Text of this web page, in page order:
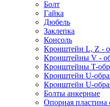
Болт
Гайка
Дюбель
Заклепка
Консоль
Кронштейн L, Z -
Кронштейны V -
Кронштейны T-
Кронштейн U-
Кронштейн U-
Болты анкерные
Опорная пластина